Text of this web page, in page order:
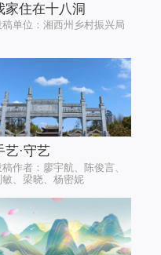
家住在十八洞
稿单位：湘西州乡村振兴局
艺·守艺
稿作者：廖宇航、陈俊言、
敏、梁晓、杨密妮